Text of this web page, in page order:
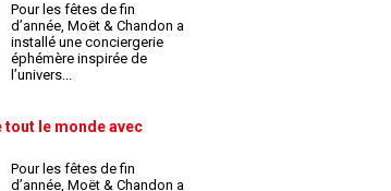
Pour les fêtes de fin
d’année, Moët & Chandon a
installé une conciergerie
éphémère inspirée de
l’univers...
tout le monde avec
Pour les fêtes de fin
d’année, Moët & Chandon a